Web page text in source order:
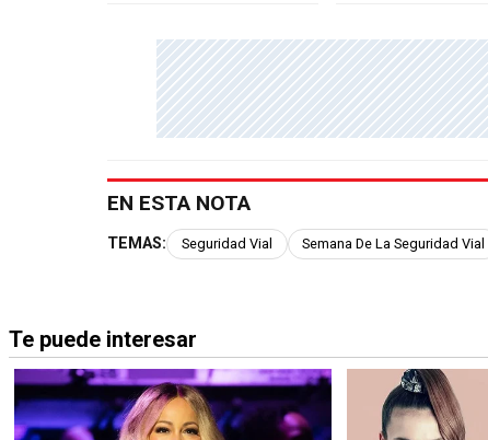
EN ESTA NOTA
TEMAS: Seguridad Vial Semana De La Seguridad Vial